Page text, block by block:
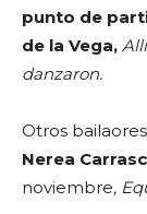
punto de
de la Vega,
danzaron.
Otros
Nerea
noviembre,